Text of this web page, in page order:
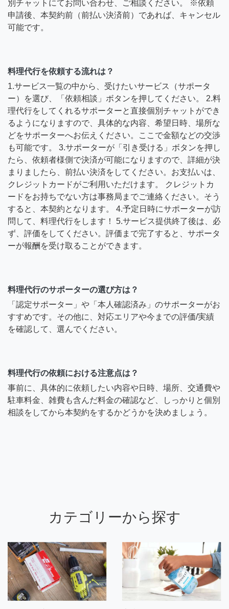
別チャットにてお問い合わせ、ご相談ください。 ※依頼
申請後、本契約前（前払い決済前）であれば、キャンセル
可能です。
料理代行を依頼する流れは？
1.サービス一覧の中から、受けたいサービス（サポータ
ー）を選び、「依頼相談」ボタンを押してください。 2.料
理代行をしてくれるサポーターと直接個別チャットができ
るようになりますので、具体的な内容、希望日時、場所な
どをサポーターへお伝えください。ここで金額などの交渉
も可能です。 3.サポーターが「引き受ける」ボタンを押し
たら、依頼者様側で決済が可能になりますので、詳細が決
まりましたら、前払い決済をしてください。お支払いは、
クレジットカードがご利用いただけます。 クレジットカ
ードをお持ちでない方は事務局までご連絡ください。そう
すると、本契約となります。 4.予定日時にサポーターが訪
問して、料理代行をします！ 5.サービス提供終了後は、必
ず、評価をしてください。評価まで完了すると、サポータ
ーが報酬を受け取ることができます。
料理代行のサポーターの選び方は？
「認定サポーター」や「本人確認済み」のサポーターがお
すすめです。その他に、対応エリアや今までの評価/実績
を確認して、選んでください。
料理代行の依頼における注意点は？
事前に、具体的に依頼したい内容や日時、場所、交通費や
駐車料金、雑費も含んだ料金の確認など、しっかりと個別
相談をしてから本契約をするかどうかを決めましょう。
カテゴリーから探す